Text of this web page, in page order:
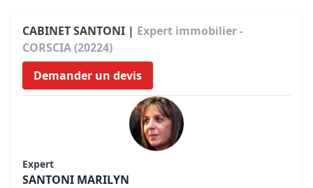
CABINET SANTONI | Expert immobilier -
CORSCIA (20224)
Demander un devis
Expert
SANTONI MARILYN